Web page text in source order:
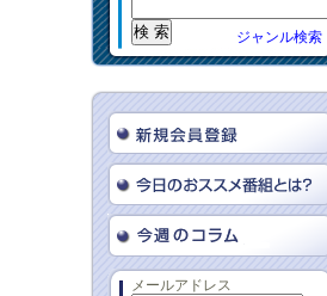
ジャンル検索
メールアドレス